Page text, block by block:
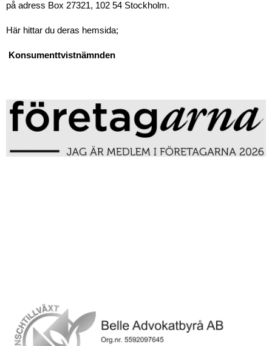
på adress Box 27321, 102 54 Stockholm.
Här hittar du deras hemsida;
Konsumenttvistnämnden